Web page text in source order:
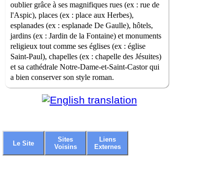
oublier grâce à ses magnifiques rues (ex : rue de
l'Aspic), places (ex : place aux Herbes),
esplanades (ex : esplanade De Gaulle), hôtels,
jardins (ex : Jardin de la Fontaine) et monuments
religieux tout comme ses églises (ex : église
Saint-Paul), chapelles (ex : chapelle des Jésuites)
et sa cathédrale Notre-Dame-et-Saint-Castor qui
a bien conserver son style roman.
Le Site
Sites
Voisins
Liens
Externes